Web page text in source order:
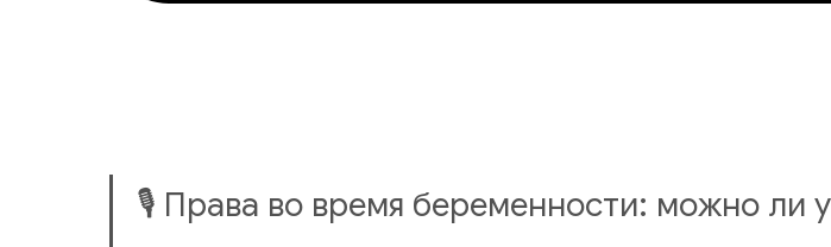
🎙 Права во время беременности: можно ли